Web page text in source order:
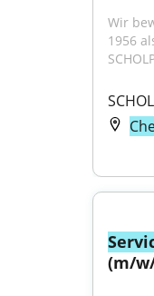
Wir
1956
(m/